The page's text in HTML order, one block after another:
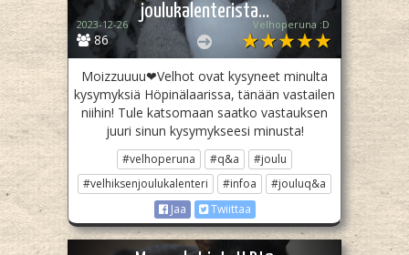
joulukalenterista...
86
2023-12-26 Velhoperuna :D
Moizzuuuu❤Velhot ovat kysyneet minulta
kysymyksiä Höpinälaarissa, tänään vastailen
niihin! Tule katsomaan saatko vastauksen
juuri sinun kysymykseesi minusta!
#velhoperuna #q&a
#joulu
#velhiksenjoulukalenteri
#infoa
#jouluq&a
Jaa
Twiittaa